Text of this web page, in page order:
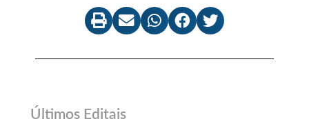
Últimos Editais